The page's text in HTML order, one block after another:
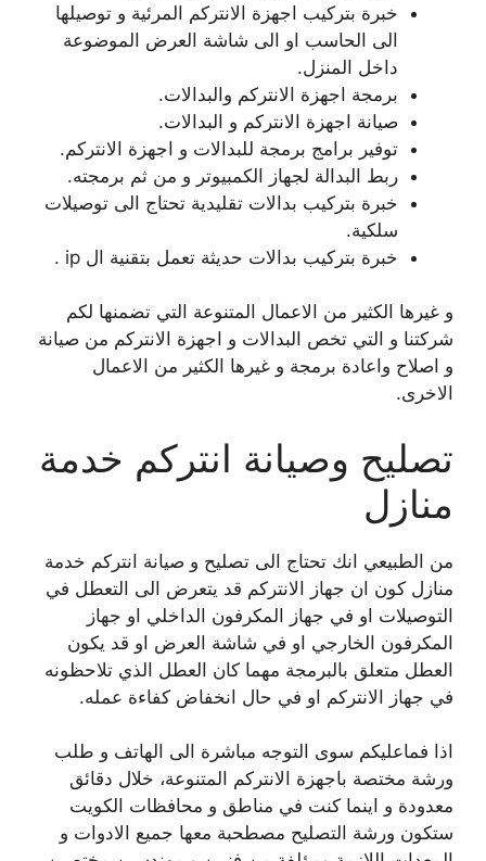
خبرة بتركيب اجهزة الانتركم المرئية و توصيلها
الى الحاسب او الى شاشة العرض الموضوعة
داخل المنزل.
برمجة اجهزة الانتركم والبدالات.
صيانة اجهزة الانتركم و البدالات.
توفير برامج برمجة للبدالات و اجهزة الانتركم.
ربط البدالة لجهاز الكمبيوتر و من ثم برمجته.
خبرة بتركيب بدالات تقليدية تحتاج الى توصيلات
سلكية.
خبرة بتركيب بدالات حديثة تعمل بتقنية ال ip .
و غيرها الكثير من الاعمال المتنوعة التي تضمنها لكم
شركتنا و التي تخص البدالات و اجهزة الانتركم من صيانة
و اصلاح واعادة برمجة و غيرها الكثير من الاعمال
الاخرى.
تصليح وصيانة انتركم خدمة
منازل
من الطبيعي انك تحتاج الى تصليح و صيانة انتركم خدمة
منازل كون ان جهاز الانتركم قد يتعرض الى التعطل في
التوصيلات او في جهاز المكرفون الداخلي او جهاز
المكرفون الخارجي او في شاشة العرض او قد يكون
العطل متعلق بالبرمجة مهما كان العطل الذي تلاحظونه
في جهاز الانتركم او في حال انخفاض كفاءة عمله.
اذا فماعليكم سوى التوجه مباشرة الى الهاتف و طلب
ورشة مختصة باجهزة الانتركم المتنوعة، خلال دقائق
معدودة و اينما كنت في مناطق و محافظات الكويت
ستكون ورشة التصليح مصطحبة معها جميع الادوات و